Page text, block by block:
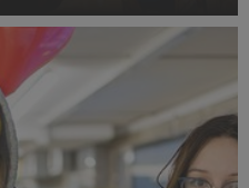
wydarzenia po...